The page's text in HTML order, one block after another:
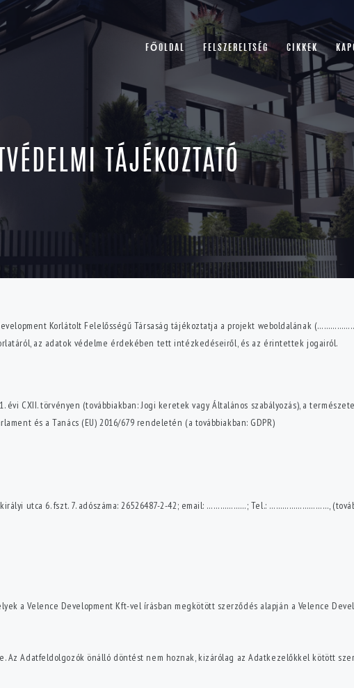
FŐOLDAL FELSZERELTSÉG CIKKEK
TÁJÉKOZTATÓ
Korlátolt Felelősségű Társaság tájékoztatja a projekt weboldalának
az adatok védelme érdekében tett intézkedéseiről, és az érintettek jogairól.
CXII. törvényen (továbbiakban: Jogi keretek vagy Általános szabályozás), a
és a Tanács (EU) 2016/679 rendeletén (a továbbiakban: GDPR)
utca 6. fszt. 7. adószáma: 26526487-2-42; email: ………………; Tel.: ………………………,
a Velence Development Kft-vel írásban megkötött szerződés alapján a Velence
Az Adatfeldolgozók önálló döntést nem hoznak, kizárólag az Adatkezelőkkel kötött